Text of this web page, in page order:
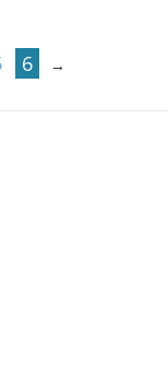
6 →